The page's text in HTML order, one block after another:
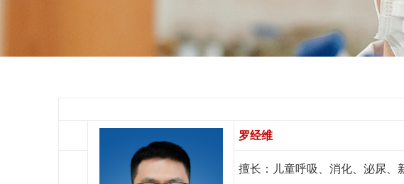
罗经维
擅长： 儿童呼吸、消化、泌尿、